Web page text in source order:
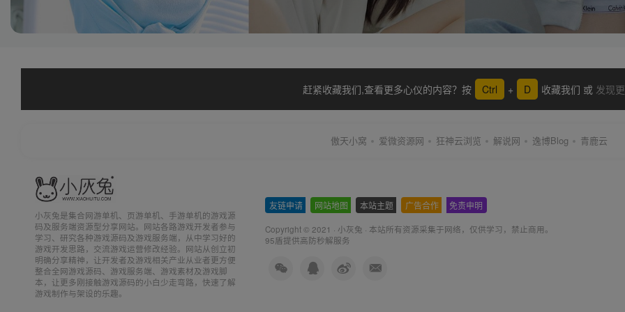
赶紧收藏我们,查看更多心仪的内容？按 Ctrl + D 收藏我们 或 发现
傲天小窝 爱微资源网 狂神云浏览 解说网 逸博Blog 青鹿云
小灰兔是集合网游单机、页游单机、手游单机的游戏源
码及服务端资源型分享网站。网站各路游戏开发者参与
学习、研究各种游戏源码及游戏服务端，从中学习好的
游戏开发思路，交流游戏运营修改经验。网站从创立初
明确分享精神，让开发者及游戏相关产业从业者更方便
整合全网游戏源码、游戏服务端、游戏素材及游戏脚
本，让更多刚接触游戏源码的小白少走弯路，快速了解
游戏制作与架设的乐趣。
友链申请 网站地图 本站主题 广告合作 免责申明
Copyright © 2021 · 小灰兔 · 本站所有资源采集于网络，仅供学习，禁止商用。
95盾提供高防秒解服务